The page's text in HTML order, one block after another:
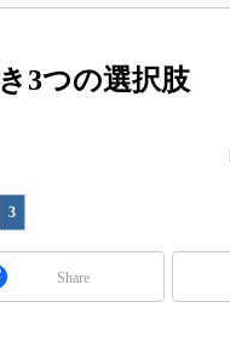
IIFES
TECHNO-FRONTIER
人テク展
EdgeTech+
VR／AR
フィールドサービス
Windows Embedded
車載ソフト開発
FA
モビリティ
3つの選択肢
3
Share